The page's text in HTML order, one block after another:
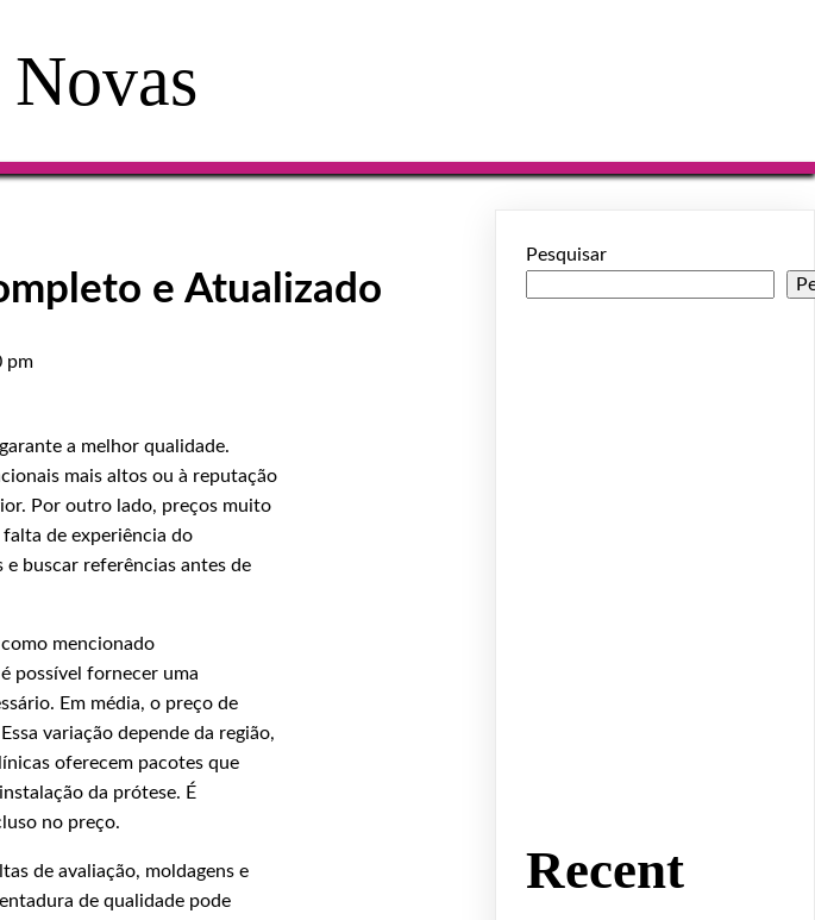
e Atualizado
pm
a melhor qualidade.
mais altos ou à reputação
Por outro lado, preços muito
de experiência do
buscar referências antes de
mencionado
possível fornecer uma
Em média, o preço de
variação depende da região,
oferecem pacotes que
da prótese. É
no preço.
de avaliação, moldagens e
de qualidade pode
Pesquisar
Recent